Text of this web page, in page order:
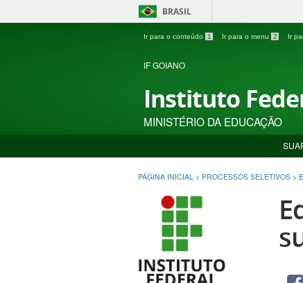
BRASIL
Ir para o conteúdo 1 Ir para o menu 2 Ir
IF GOIANO
Instituto
MINISTÉRIO DA EDUCAÇÃO
PÁGINA INICIAL > PROCESSOS SELETIVOS >